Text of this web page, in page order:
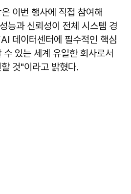
이번 행사에 직접 참여해
능과 신뢰성이 전체 시스템 경
데이터센터에 필수적인 핵심
있는 세계 유일한 회사로서
것"이라고 밝혔다.